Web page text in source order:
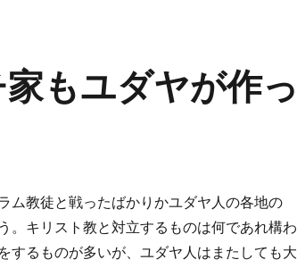
もユダヤが作っ
ム教徒と戦ったばかりかユダヤ人の各地の
。キリスト教と対立するものは何であれ構わ
するものが多いが、ユダヤ人はまたしても大